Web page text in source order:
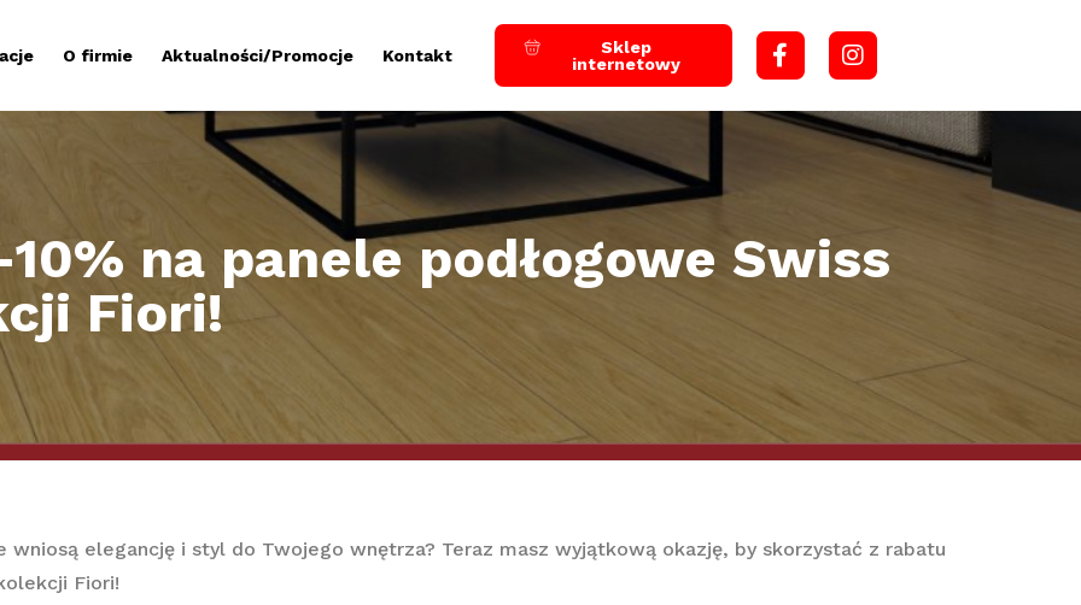
O firmie Aktualności/Promocje Kontakt
Sklep
internetowy
na panele podłogowe Swiss
Fiori!
wniosą elegancję i styl do Twojego wnętrza? Teraz masz wyjątkową okazję, by skorzystać z rabatu
Fiori!